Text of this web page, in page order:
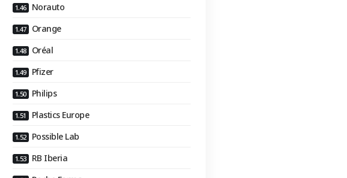
Norauto
Orange
Oréal
Pfizer
Philips
Plastics Europe
Possible Lab
RB Iberia